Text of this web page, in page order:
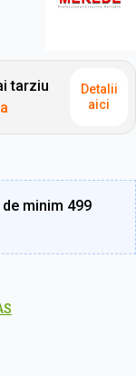
tarziu
Detalii
aici
minim 499